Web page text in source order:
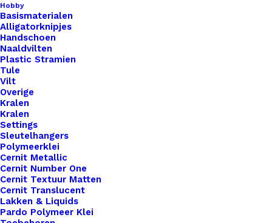
Hobby
Basismaterialen
Alligatorknipjes
Handschoen
Naaldvilten
Plastic Stramien
Tule
Vilt
Overige
Kralen
Kralen
Settings
Sleutelhangers
Polymeerklei
Cernit Metallic
Cernit Number One
Cernit Textuur Matten
Cernit Translucent
Lakken & Liquids
Pardo Polymeer Klei
Yarn The Afther Party 31 Unicorn